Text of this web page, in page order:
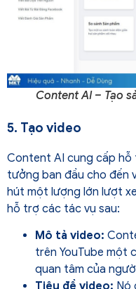
Content AI – Tạo
5. Tạo video
Content AI cung cấp
tưởng ban đầu cho đến
hút một lượng lớn lượt
hỗ trợ các tác vụ sau:
Mô tả video:
trên YouTube một
quan tâm của